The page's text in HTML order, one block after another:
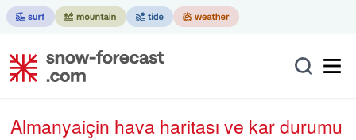
Almanyaiçin hava haritası ve kar durumu